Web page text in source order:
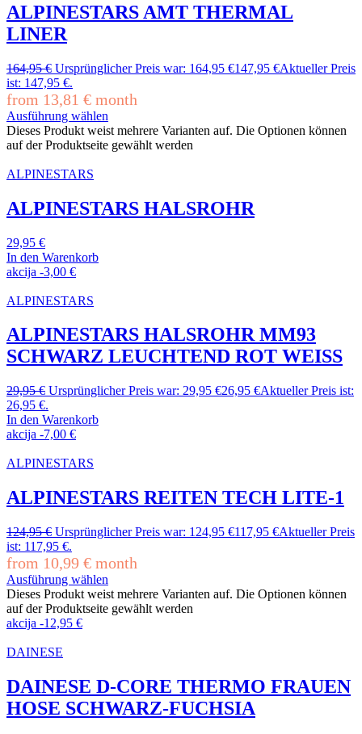
ALPINESTARS AMT THERMAL
LINER
164,95€ Ursprünglicher Preis war: 164,95 €147,95 €Aktueller Preis
ist: 147,95 €.
from 13,81 € month
Ausführung wählen
Dieses Produkt weist mehrere Varianten auf. Die Optionen können
auf der Produktseite gewählt werden
ALPINESTARS
ALPINESTARS HALSROHR
29,95 €
In den Warenkorb
akcija -3,00 €
ALPINESTARS
ALPINESTARS HALSROHR MM93
SCHWARZ LEUCHTEND ROT WEISS
29,95€ Ursprünglicher Preis war: 29,95 €26,95 €Aktueller Preis ist:
26,95 €.
In den Warenkorb
akcija -7,00 €
ALPINESTARS
ALPINESTARS REITEN TECH LITE-1
124,95€ Ursprünglicher Preis war: 124,95 €117,95 €Aktueller Preis
ist: 117,95 €.
from 10,99 € month
Ausführung wählen
Dieses Produkt weist mehrere Varianten auf. Die Optionen können
auf der Produktseite gewählt werden
akcija -12,95 €
DAINESE
DAINESE D-CORE THERMO FRAUEN
HOSE SCHWARZ-FUCHSIA